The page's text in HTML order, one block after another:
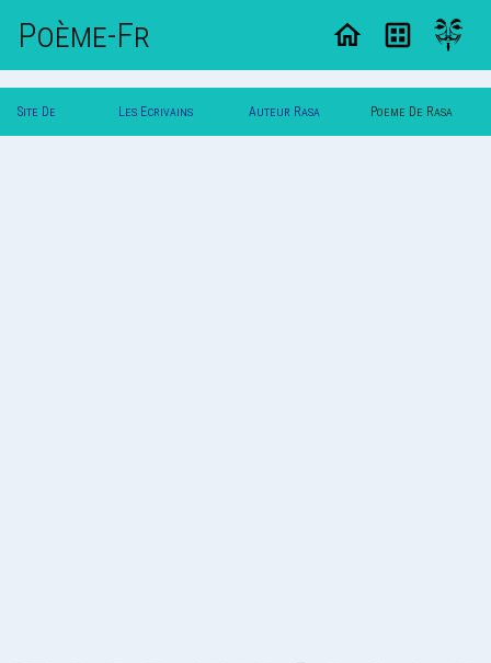
Poème-Fr
Site De Les Ecrivains Auteur Rasa Poeme De Rasa